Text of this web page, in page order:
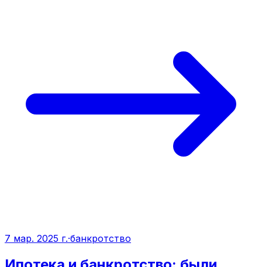
7 мар. 2025 г.·банкротство